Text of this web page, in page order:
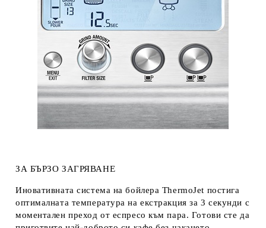
ЗА БЪРЗО ЗАГРЯВАНЕ
Иновативната система на бойлера ThermoJet постига
оптималната температура на екстракция за 3 секунди с
моментален преход от еспресо към пара. Готови сте да